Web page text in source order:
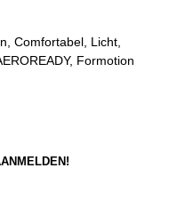
Comfortabel, Licht,
Formotion